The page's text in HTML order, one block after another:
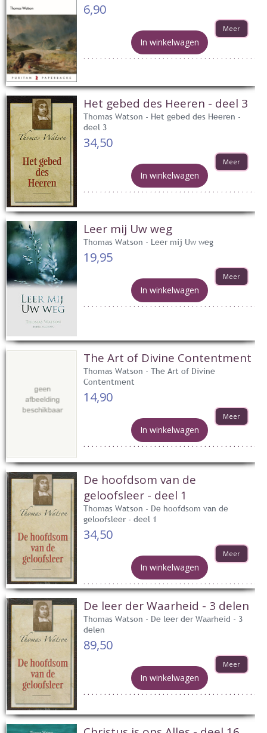
6,90
Meer
In winkelwagen
Het gebed des Heeren - deel 3
Thomas Watson - Het gebed des Heeren -
deel 3
34,50
Meer
In winkelwagen
Leer mij Uw weg
Thomas Watson - Leer mij Uw weg
19,95
Meer
In winkelwagen
The Art of Divine Contentment
Thomas Watson - The Art of Divine
Contentment
14,90
Meer
In winkelwagen
De hoofdsom van de
geloofsleer - deel 1
Thomas Watson - De hoofdsom van de
geloofsleer - deel 1
34,50
Meer
In winkelwagen
De leer der Waarheid - 3 delen
Thomas Watson - De leer der Waarheid - 3
delen
89,50
Meer
In winkelwagen